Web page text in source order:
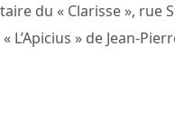
du « Clarisse », rue
L’Apicius » de Jean-